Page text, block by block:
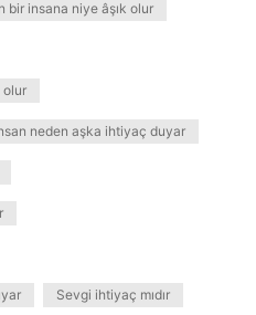
bir insana niye âşık olur
olur
neden aşka ihtiyaç duyar
Sevgi ihtiyaç mıdır